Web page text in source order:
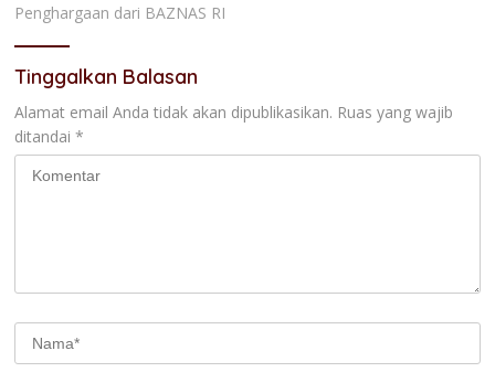
Penghargaan dari BAZNAS RI
Tinggalkan Balasan
Alamat email Anda tidak akan dipublikasikan. Ruas yang wajib
ditandai *